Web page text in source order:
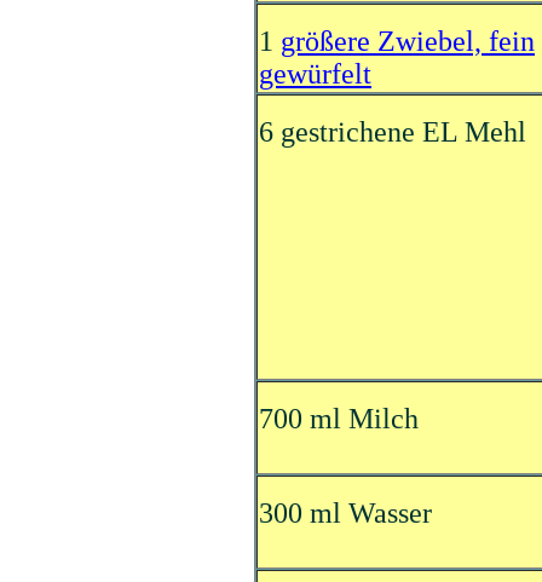
1 größere Zwiebel, fein
gewürfelt
6 gestrichene EL Mehl
700 ml Milch
300 ml Wasser